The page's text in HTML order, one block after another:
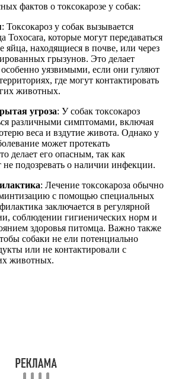
фактов о токсокарозе у собак:
: Токсокароз у собак вызывается
Toxocara, которые могут передаваться
яйца, находящиеся в почве, или через
грызунов. Это делает
уязвимыми, если они гуляют
где могут контактировать
животных.
угроза: У собак токсокароз
различными симптомами, включая
веса и вздутие живота. Однако у
может протекать
делает его опасным, так как
не подозревать о наличии инфекции.
: Лечение токсокароза обычно
с помощью специальных
заключается в регулярной
соблюдении гигиенических норм и
здоровья питомца. Важно также
собаки не ели потенциально
или не контактировали с
животных.